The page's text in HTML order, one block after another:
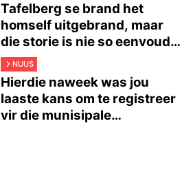
Tafelberg se brand het
homself uitgebrand, maar
die storie is nie so eenvoudig
nieNUUS
Hierdie naweek was jou
laaste kans om te registreer
vir die munisipale